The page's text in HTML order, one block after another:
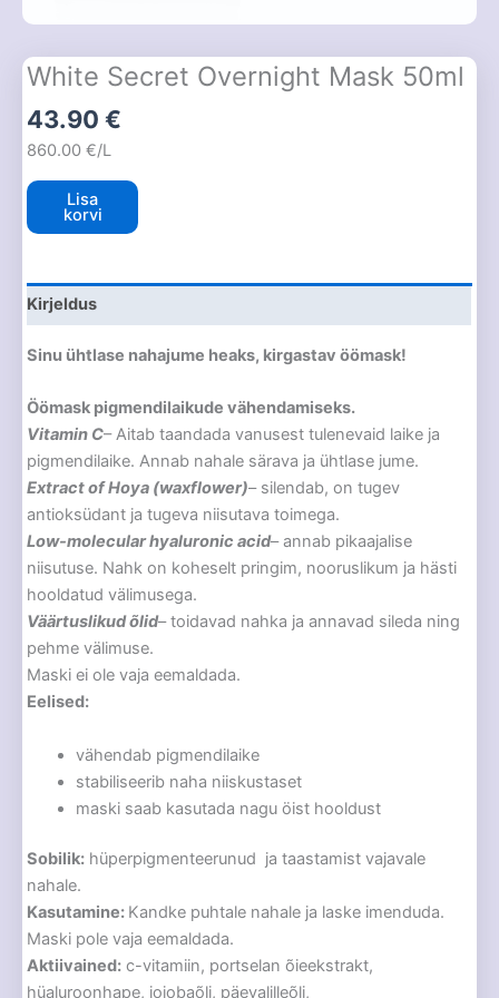
White Secret Overnight Mask 50ml
43.90€
860.00 €/L
Lisa
korvi
Kirjeldus
Sinu ühtlase nahajume heaks, kirgastav öömask!
Öömask pigmendilaikude vähendamiseks.
Vitamin C– Aitab taandada vanusest tulenevaid laike ja
pigmendilaike. Annab nahale särava ja ühtlase jume.
Extract of Hoya (waxflower)– silendab, on tugev
antioksüdant ja tugeva niisutava toimega.
Low-molecular hyaluronic acid– annab pikaajalise
niisutuse. Nahk on koheselt pringim, nooruslikum ja hästi
hooldatud välimusega.
Väärtuslikud õlid– toidavad nahka ja annavad sileda ning
pehme välimuse.
Maski ei ole vaja eemaldada.
Eelised:
vähendab pigmendilaike
stabiliseerib naha niiskustaset
maski saab kasutada nagu öist hooldust
Sobilik: hüperpigmenteerunud ja taastamist vajavale
nahale.
Kasutamine: Kandke puhtale nahale ja laske imenduda.
Maski pole vaja eemaldada.
Aktiivained: c-vitamiin, portselan õieekstrakt,
hüaluroonhape, jojobaõli, päevalilleõli,